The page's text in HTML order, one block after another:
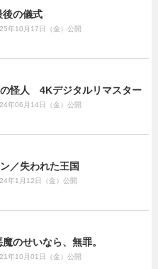
後の儀式
年10月17日（金）公開
怪人 4Kデジタルリマスター
年06月14日（金）公開
／失われた王国
年1月12日（金）公開
のせいなら、無罪。
年10月01日（金）公開